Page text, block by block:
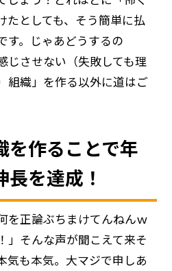
たとしても、そう簡単に払
す。じゃあどうするの
じさせない（失敗しても理
組織」を作る以外に道はご
を作ることで年
を達成！
を正論ぶちまけてんねんｗ
」そんな声が聞こえて来そ
気も本気。大マジで申しあ